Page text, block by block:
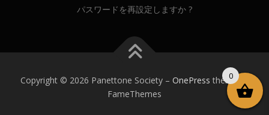
パスワードを再設定しますか ?
Copyright © 2026 Panettone Society – OnePress theme by
FameThemes
0